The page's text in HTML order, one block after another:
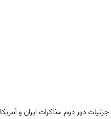
جزئیات دور دوم مذاکرات ایران و آمریکا